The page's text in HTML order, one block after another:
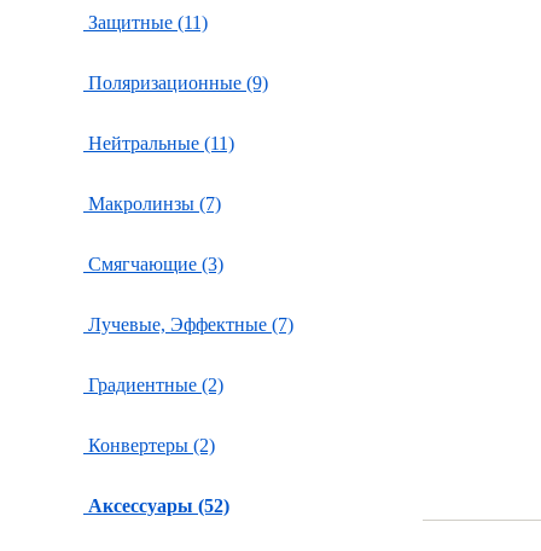
Защитные (11)
Поляризационные (9)
Нейтральные (11)
Макролинзы (7)
Смягчающие (3)
Лучевые, Эффектные (7)
Градиентные (2)
Конвертеры (2)
Аксессуары (52)